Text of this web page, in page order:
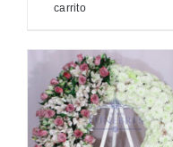
carrito